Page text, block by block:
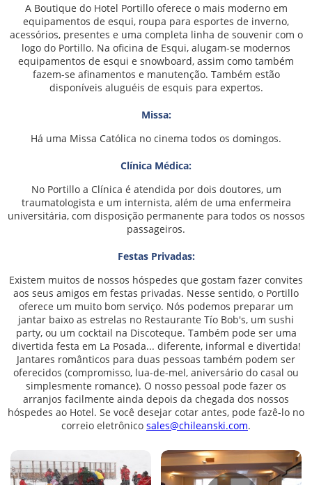
A Boutique do Hotel Portillo oferece o mais moderno em
equipamentos de esqui, roupa para esportes de inverno,
acessórios, presentes e uma completa linha de souvenir com o
logo do Portillo. Na oficina de Esqui, alugam-se modernos
equipamentos de esqui e snowboard, assim como também
fazem-se afinamentos e manutenção. Também estão
disponíveis aluguéis de esquis para expertos.
Missa:
Há uma Missa Católica no cinema todos os domingos.
Clínica Médica:
No Portillo a Clínica é atendida por dois doutores, um
traumatologista e um internista, além de uma enfermeira
universitária, com disposição permanente para todos os nossos
passageiros.
Festas Privadas:
Existem muitos de nossos hóspedes que gostam fazer convites
aos seus amigos em festas privadas. Nesse sentido, o Portillo
oferece um muito bom serviço. Nós podemos preparar um
jantar baixo as estrelas no Restaurante Tío Bob's, um sushi
party, ou um cocktail na Discoteque. Também pode ser uma
divertida festa em La Posada... diferente, informal e divertida!
Jantares românticos para duas pessoas também podem ser
oferecidos (compromisso, lua-de-mel, aniversário do casal ou
simplesmente romance). O nosso pessoal pode fazer os
arranjos facilmente ainda depois da chegada dos nossos
hóspedes ao Hotel. Se você desejar cotar antes, pode fazê-lo no
correio eletrônico sales@chileanski.com.